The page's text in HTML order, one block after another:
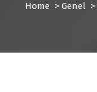
Home > Genel>